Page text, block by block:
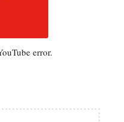
error.